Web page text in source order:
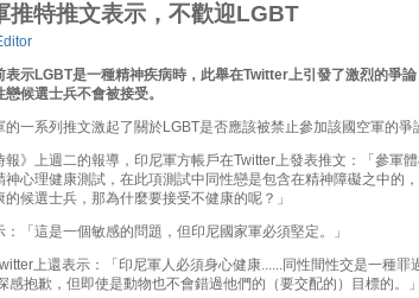
推特推文表示，不歡迎LGBT
表示LGBT是一種精神疾病時，此舉在Twitter上引發了激烈的爭論
候選士兵不會被接受。
的一系列推文激起了關於LGBT是否應該被禁止參加該國空軍的爭
報》上週二的報導，印尼軍方帳戶在Twitter上發表推文：「參軍
神心理健康測試，在此項測試中同性戀是包含在精神障礙之中的
候選士兵，那為什麼要接受不健康的呢？」
：「這是一個敏感的問題，但印尼國家軍必須堅定。」
上還表示：「印尼軍人必須身心健康......同性間性交是一種罪
感抱歉，但即使是動物也不會錯過他們的（要交配的）目標的。」